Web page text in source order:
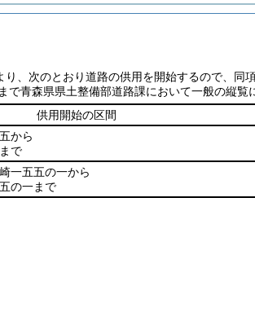
、次のとおり道路の供用を開始するので、同
青森県県土整備部道路課において一般の縦覧
供用開始の区間
から
で
一五五の一から
の一まで